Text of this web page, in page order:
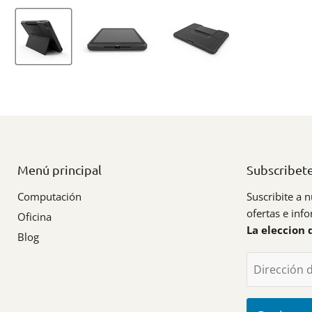
Menú principal
Computación
Oficina
Blog
Suscribite a
ofertas e
La eleccion
Dirección